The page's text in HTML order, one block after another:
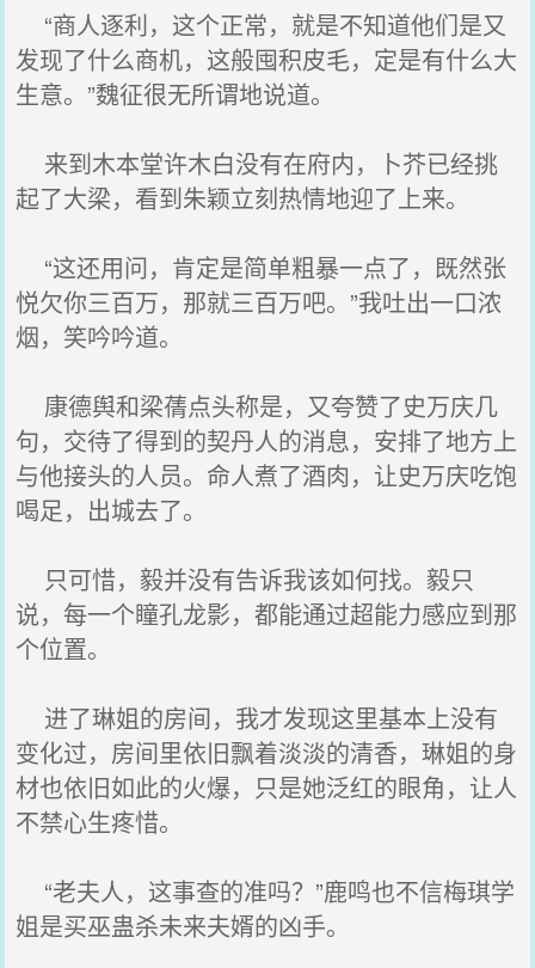
“商人逐利，这个正常，就是不知道他们是又
发现了什么商机，这般囤积皮毛，定是有什么大
生意。”魏征很无所谓地说道。
来到木本堂许木白没有在府内，卜芥已经挑
起了大梁，看到朱颖立刻热情地迎了上来。
“这还用问，肯定是简单粗暴一点了，既然张
悦欠你三百万，那就三百万吧。”我吐出一口浓
烟，笑吟吟道。
康德舆和梁蒨点头称是，又夸赞了史万庆几
句，交待了得到的契丹人的消息，安排了地方上
与他接头的人员。命人煮了酒肉，让史万庆吃饱
喝足，出城去了。
只可惜，毅并没有告诉我该如何找。毅只
说，每一个瞳孔龙影，都能通过超能力感应到那
个位置。
进了琳姐的房间，我才发现这里基本上没有
变化过，房间里依旧飘着淡淡的清香，琳姐的身
材也依旧如此的火爆，只是她泛红的眼角，让人
不禁心生疼惜。
“老夫人，这事查的准吗？”鹿鸣也不信梅琪学
姐是买巫蛊杀未来夫婿的凶手。